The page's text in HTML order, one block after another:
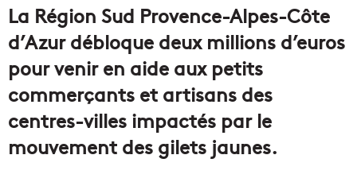
La Région Sud Provence-Alpes-Côte
d’Azur débloque deux millions d’euros
pour venir en aide aux petits
commerçants et artisans des
centres-villes impactés par le
mouvement des gilets jaunes.